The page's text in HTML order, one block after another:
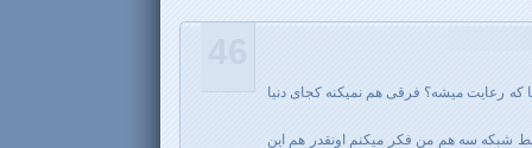
که رعایت میشه؟ فرقی هم نمیکنه کجای دنیا
شبکه سه هم من فکر میکنم اونقدر هم این